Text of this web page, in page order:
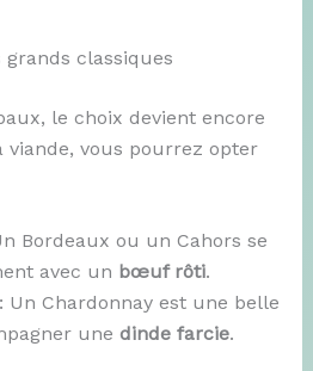
classiques
le choix devient encore
vous pourrez opter
Bordeaux ou un Cahors se
avec un bœuf rôti.
Un Chardonnay est une belle
une dinde farcie.